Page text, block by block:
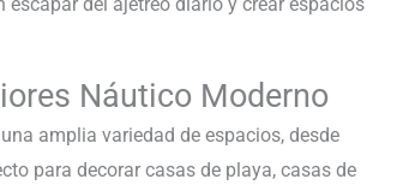
Náutico Moderno
amplia variedad de espacios, desde
para decorar casas de playa, casas de